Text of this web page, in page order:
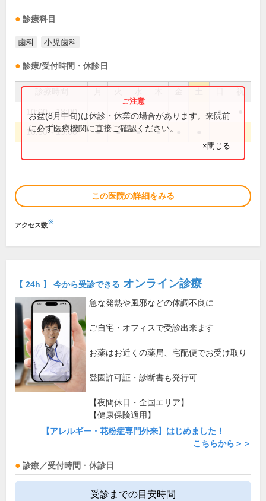
診療科目
歯科 小児歯科
診療/受付時間・休診日
祝
10:00～18:00 ●
10:00～19:00 ● ● ● ●
お盆(8月中旬)は休診・休業の場合があります。来院前
に必ず医療機関に直接ご確認ください。
×閉じる
この医院の詳細をみる
アクセス数※
【 24h 】 今から受診できる オンライン診療
急な発熱や風邪などの体調不良に
ご自宅・オフィスで受診出来ます
お薬はお近くの薬局、宅配便でお受け取り
登園許可証・診断書も発行可
【夜間休日・全国エリア】
【健康保険適用】
【アレルギー・花粉症専門外来】はじめました！
こちらから＞＞
診療／受付時間・休診日
受診までの目安時間